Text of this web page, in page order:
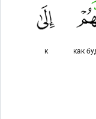
как
к